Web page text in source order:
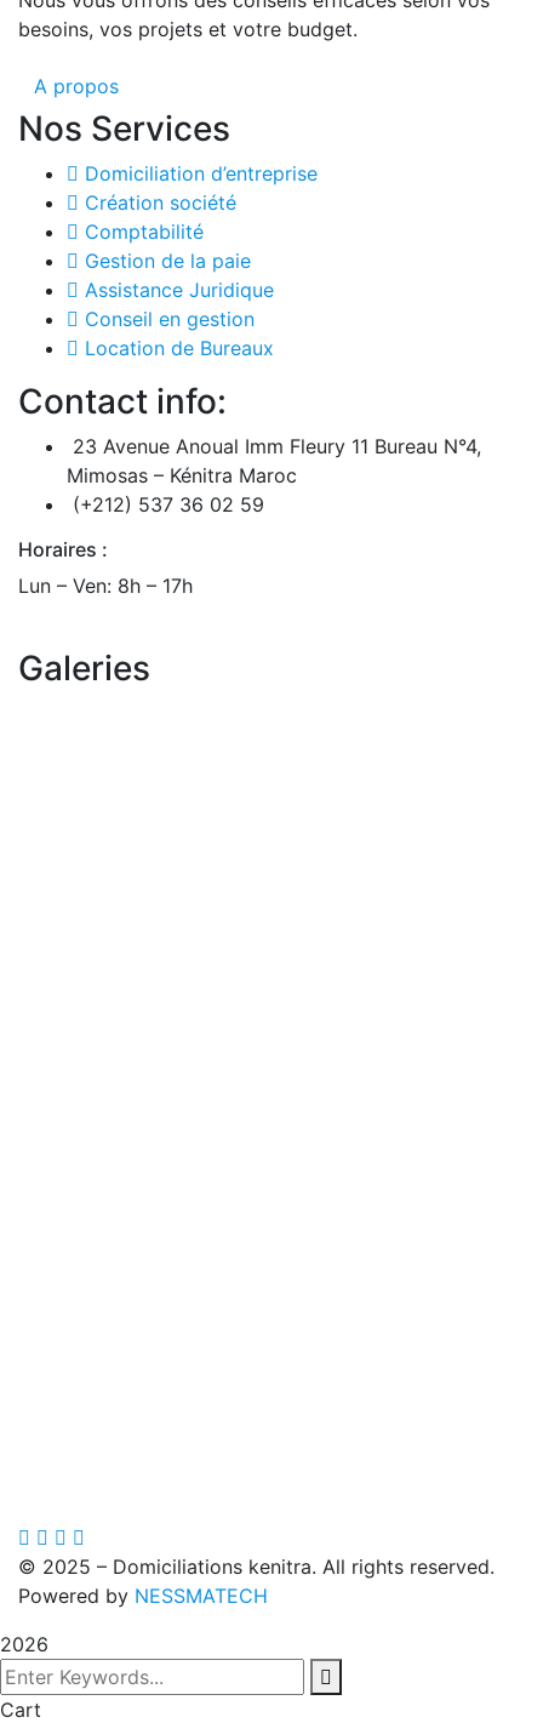
besoins, vos projets et votre budget.
A propos
Nos Services
Domiciliation d’entreprise
Création société
Comptabilité
Gestion de la paie
Assistance Juridique
Conseil en gestion
Location de Bureaux
Contact info:
23 Avenue Anoual Imm Fleury 11 Bureau N°4,
Mimosas – Kénitra Maroc
(+212) 537 36 02 59
Horaires :
Lun – Ven: 8h – 17h
Galeries
© 2025 – Domiciliations kenitra. All rights reserved.
Powered by NESSMATECH
2026
Cart